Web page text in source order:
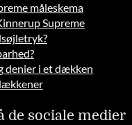
måleskema
Supreme
denier i et dækken
de sociale medier